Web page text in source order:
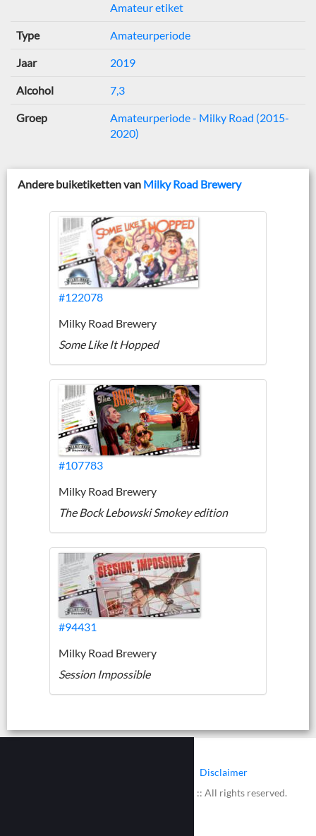
Amateur etiket
Type Amateurperiode
Jaar 2019
Alcohol 7,3
Groep
Amateurperiode - Milky Road (2015-
2020)
Andere buiketiketten van Milky Road Brewery
#122078
Milky Road Brewery
Some Like It Hopped
#107783
Milky Road Brewery
The Bock Lebowski Smokey edition
#94431
Milky Road Brewery
Session Impossible
Disclaimer
© 2002 - 2026 :: www.bieretiketten.nl :: All rights reserved.